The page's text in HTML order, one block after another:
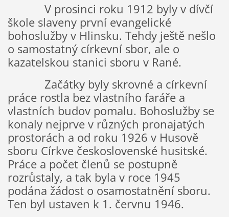
V prosinci roku 1912 byly v dívčí
škole slaveny první evangelické
bohoslužby v Hlinsku. Tehdy ještě nešlo
o samostatný církevní sbor, ale o
kazatelskou stanici sboru v Rané.
Začátky byly skrovné a církevní
práce rostla bez vlastního faráře a
vlastních budov pomalu. Bohoslužby se
konaly nejprve v různých pronajatých
prostorách a od roku 1926 v Husově
sboru Církve československé husitské.
Práce a počet členů se postupně
rozrůstaly, a tak byla v roce 1945
podána žádost o osamostatnění sboru.
Ten byl ustaven k 1. červnu 1946.